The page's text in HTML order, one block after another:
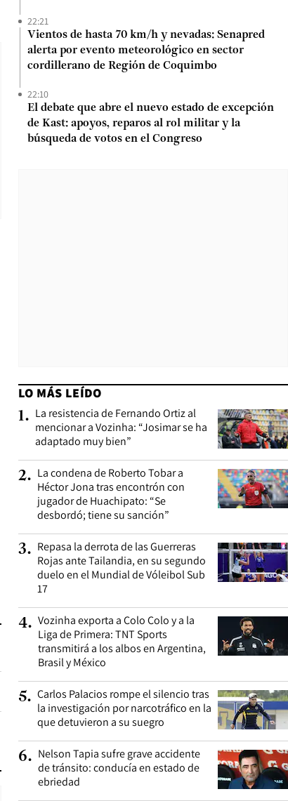
22:21
Vientos de hasta 70 km/h y nevadas: Senapred
alerta por evento meteorológico en sector
cordillerano de Región de Coquimbo
22:10
El debate que abre el nuevo estado de excepción
de Kast: apoyos, reparos al rol militar y la
búsqueda de votos en el Congreso
LO MÁS LEÍDO
1. La resistencia de Fernando Ortiz al
mencionar a Vozinha: “Josimar se ha
adaptado muy bien”
2. La condena de Roberto Tobar a
Héctor Jona tras encontrón con
jugador de Huachipato: “Se
desbordó; tiene su sanción”
3. Repasa la derrota de las Guerreras
Rojas ante Tailandia, en su segundo
duelo en el Mundial de Vóleibol Sub
17
4. Vozinha exporta a Colo Colo y a la
Liga de Primera: TNT Sports
transmitirá a los albos en Argentina,
Brasil y México
5. Carlos Palacios rompe el silencio tras
la investigación por narcotráfico en la
que detuvieron a su suegro
6. Nelson Tapia sufre grave accidente
de tránsito: conducía en estado de
ebriedad